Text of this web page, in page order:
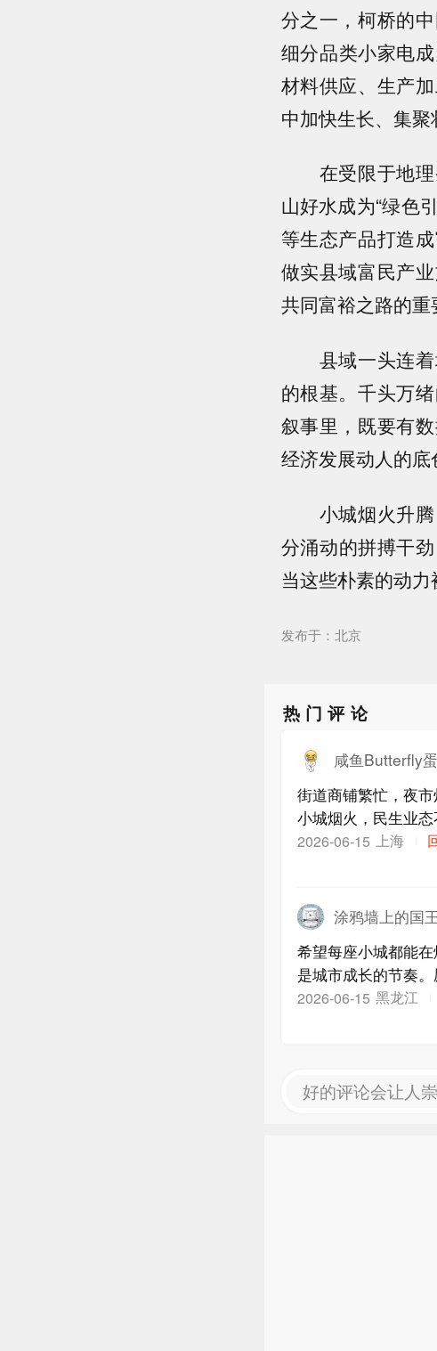
分之一，柯桥的
细分品类小家电
材料供应、生产
中加快生长、集聚
在受限于地理
山好水成为“绿色
等生态产品打造
做实县域富民产
共同富裕之路的重
县域一头连着
的根基。千头万
叙事里，既要有
经济发展动人的底
小城烟火升腾
分涌动的拼搏干
当这些朴素的动
发布于：北京
热门评论
咸鱼Butterfly
街道商铺繁忙，夜
小城烟火，民生业
2026-06-15 上海
涂鸦墙上的国
希望每座小城都能
是城市成长的节奏
温度，温暖每一位在
2026-06-15 黑龙江
好的评论会让人